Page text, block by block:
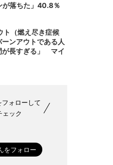
が落ちた」40.8％
ト（燃え尽き症候
ンアウトである人
が長すぎる」 マイ
フォローして
ェック